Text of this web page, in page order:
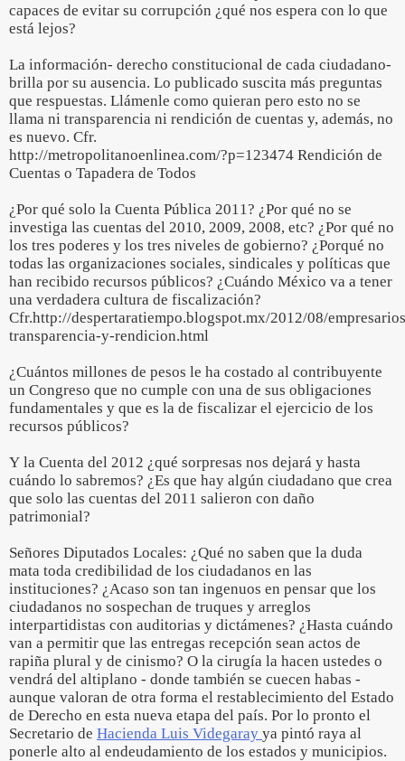
capaces de evitar su corrupción ¿qué nos espera con lo que
está lejos?
La información- derecho constitucional de cada ciudadano-
brilla por su ausencia. Lo publicado suscita más preguntas
que respuestas. Llámenle como quieran pero esto no se
llama ni transparencia ni rendición de cuentas y, además, no
es nuevo. Cfr.
http://metropolitanoenlinea.com/?p=123474 Rendición de
Cuentas o Tapadera de Todos
¿Por qué solo la Cuenta Pública 2011? ¿Por qué no se
investiga las cuentas del 2010, 2009, 2008, etc? ¿Por qué no
los tres poderes y los tres niveles de gobierno? ¿Porqué no
todas las organizaciones sociales, sindicales y políticas que
han recibido recursos públicos? ¿Cuándo México va a tener
una verdadera cultura de fiscalización?
Cfr.http://despertaratiempo.blogspot.mx/2012/08/
transparencia-y-rendicion.html
¿Cuántos millones de pesos le ha costado al contribuyente
un Congreso que no cumple con una de sus obligaciones
fundamentales y que es la de fiscalizar el ejercicio de los
recursos públicos?
Y la Cuenta del 2012 ¿qué sorpresas nos dejará y hasta
cuándo lo sabremos? ¿Es que hay algún ciudadano que crea
que solo las cuentas del 2011 salieron con daño
patrimonial?
Señores Diputados Locales: ¿Qué no saben que la duda
mata toda credibilidad de los ciudadanos en las
instituciones? ¿Acaso son tan ingenuos en pensar que los
ciudadanos no sospechan de truques y arreglos
interpartidistas con auditorias y dictámenes? ¿Hasta cuándo
van a permitir que las entregas recepción sean actos de
rapiña plural y de cinismo? O la cirugía la hacen ustedes o
vendrá del altiplano - donde también se cuecen habas -
aunque valoran de otra forma el restablecimiento del Estado
de Derecho en esta nueva etapa del país. Por lo pronto el
Secretario de Hacienda Luis Videgaray ya pintó raya al
ponerle alto al endeudamiento de los estados y municipios.